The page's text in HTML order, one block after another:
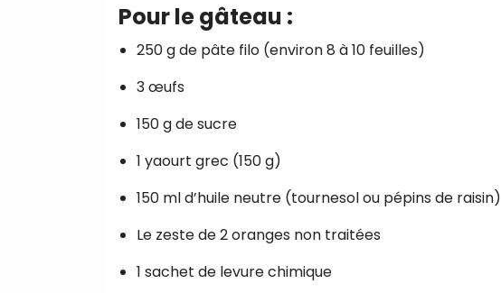
Pour le gâteau :
250 g de pâte filo (environ 8 à 10 feuilles)
3 œufs
150 g de sucre
1 yaourt grec (150 g)
150 ml d’huile neutre (tournesol ou pépins de raisin)
Le zeste de 2 oranges non traitées
1 sachet de levure chimique